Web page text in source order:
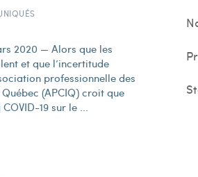
2020 — Alors que les
et que l’incertitude
professionnelle des
(APCIQ) croit que
19 sur le ...